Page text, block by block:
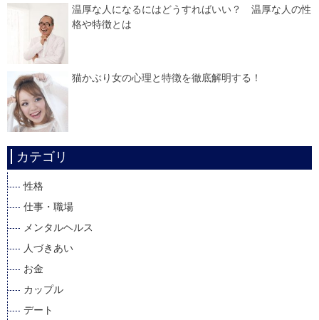
温厚な人になるにはどうすればいい？ 温厚な人の性
格や特徴とは
猫かぶり女の心理と特徴を徹底解明する！
カテゴリ
性格
仕事・職場
メンタルヘルス
人づきあい
お金
カップル
デート